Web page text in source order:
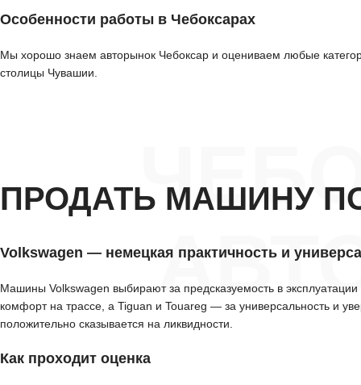
Особенности работы в Чебоксарах
Мы хорошо знаем авторынок Чебоксар и оцениваем любые
столицы Чувашии.
АВТО
ПРОДАТЬ МАШИНУ
Volkswagen — немецкая практичность и
Машины Volkswagen выбирают за предсказуемость в
комфорт на трассе, а Tiguan и Touareg — за универсальность и
положительно сказывается на ликвидности.
Как проходит оценка